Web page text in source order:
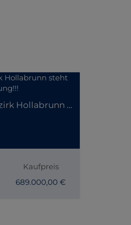
Gewerbeobjekt im Bezirk Hollabrunn steht zum Verkauf oder Vermietung!!!
Kaufpreis
689.000,00 €